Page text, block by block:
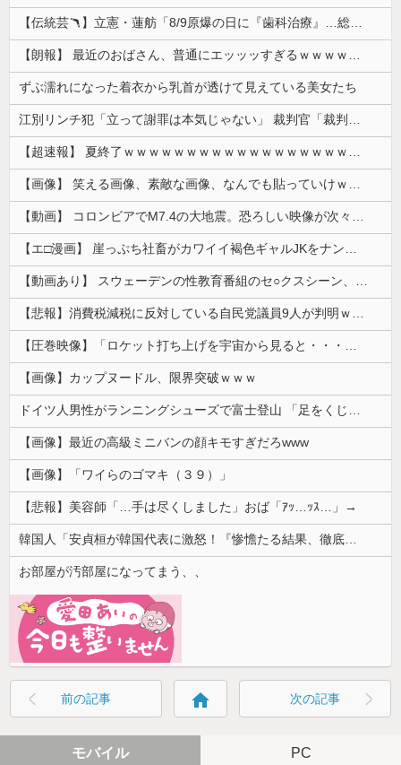
【伝統芸🪃】立憲・蓮舫「8/9原爆の日に『歯科治療』…総理、なぜこの日に？」→それでは同日の蓮舫さんのインスタ投稿をご覧ください...
【朗報】 最近のおばさん、普通にエッッッすぎるｗｗｗｗｗｗｗｗｗｗ
ずぶ濡れになった着衣から乳首が透けて見えている美女たち
江別リンチ犯「立って謝罪は本気じゃない」 裁判官「裁判で土下座してないキミは本気じゃないな」
【超速報】 夏終了ｗｗｗｗｗｗｗｗｗｗｗｗｗｗｗｗｗｗｗｗｗｗｗｗｗｗｗｗｗｗｗｗｗｗｗｗｗｗｗｗ
【画像】 笑える画像、素敵な画像、なんでも貼っていけｗｗｗｗｗ
【動画】 コロンビアでM7.4の大地震。恐ろしい映像が次々と届く。
【エ□漫画】 崖っぷち社畜がカワイイ褐色ギャルJKをナンパから助けた結果…！お礼にエ●チなマッサージからの甘々の純愛交尾…！
【動画あり】 スウェーデンの性教育番組のセ○クスシーン、AVの10倍エ□いと話題に
【悲報】消費税減税に反対している自民党議員9人が判明ｗｗｗｗｗｗ
【圧巻映像】「ロケット打ち上げを宇宙から見ると・・・」の動画が衝撃的
【画像】カップヌードル、限界突破ｗｗｗ
ドイツ人男性がランニングシューズで富士登山 「足をくじいて動けない」
【画像】最近の高級ミニバンの顔キモすぎだろwww
【画像】「ワイらのゴマキ（３９）」
【悲報】美容師「…手は尽くしました」おば「ｱｯ…ｯｽ…」→
韓国人「安貞桓が韓国代表に激怒！『惨憺たる結果、徹底的な刷新が必要だ』と監督や協会を痛烈批判」
お部屋が汚部屋になってまう、、
前の記事 home 次の記事
モバイル PC